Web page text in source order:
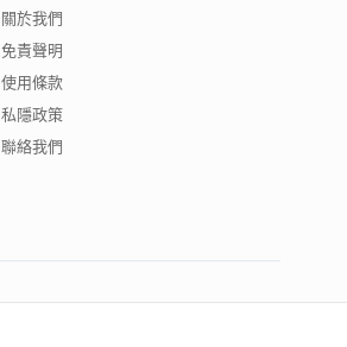
關於我們
免責聲明
使用條款
私隱政策
聯絡我們